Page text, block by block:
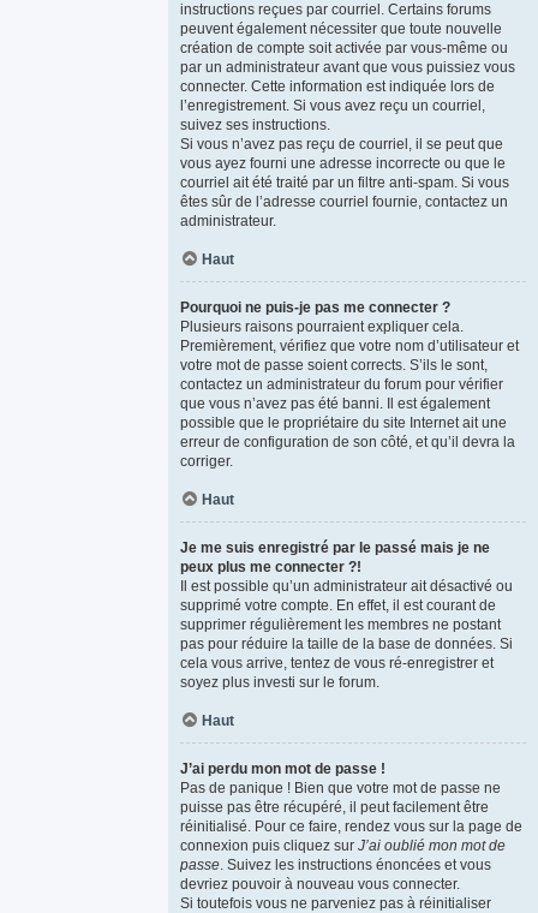
instructions reçues par courriel. Certains forums
peuvent également nécessiter que toute nouvelle
création de compte soit activée par vous-même ou
par un administrateur avant que vous puissiez vous
connecter. Cette information est indiquée lors de
l’enregistrement. Si vous avez reçu un courriel,
suivez ses instructions.
Si vous n’avez pas reçu de courriel, il se peut que
vous ayez fourni une adresse incorrecte ou que le
courriel ait été traité par un filtre anti-spam. Si vous
êtes sûr de l’adresse courriel fournie, contactez un
administrateur.
Haut
Pourquoi ne puis-je pas me connecter ?
Plusieurs raisons pourraient expliquer cela.
Premièrement, vérifiez que votre nom d’utilisateur et
votre mot de passe soient corrects. S’ils le sont,
contactez un administrateur du forum pour vérifier
que vous n’avez pas été banni. Il est également
possible que le propriétaire du site Internet ait une
erreur de configuration de son côté, et qu’il devra la
corriger.
Haut
Je me suis enregistré par le passé mais je ne
peux plus me connecter ?!
Il est possible qu’un administrateur ait désactivé ou
supprimé votre compte. En effet, il est courant de
supprimer régulièrement les membres ne postant
pas pour réduire la taille de la base de données. Si
cela vous arrive, tentez de vous ré-enregistrer et
soyez plus investi sur le forum.
Haut
J’ai perdu mon mot de passe !
Pas de panique ! Bien que votre mot de passe ne
puisse pas être récupéré, il peut facilement être
réinitialisé. Pour ce faire, rendez vous sur la page de
connexion puis cliquez sur J’ai oublié mon mot de
passe. Suivez les instructions énoncées et vous
devriez pouvoir à nouveau vous connecter.
Si toutefois vous ne parveniez pas à réinitialiser